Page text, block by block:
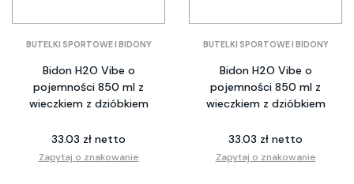
BUTELKI SPORTOWE I BIDONY
Bidon H2O Vibe o
pojemności 850 ml z
wieczkiem z dzióbkiem
33.03 zł netto
Zapytaj o znakowanie
BUTELKI SPORTOWE I BIDONY
Bidon H2O Vibe o
pojemności 850 ml z
wieczkiem z dzióbkiem
33.03 zł netto
Zapytaj o znakowanie